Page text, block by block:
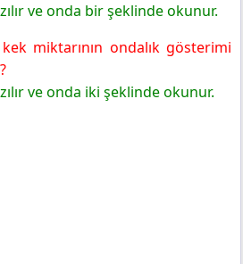
ve onda bir şeklinde okunur.
miktarının ondalık gösterimi
ve onda iki şeklinde okunur.